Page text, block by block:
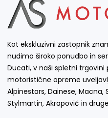
Kot ekskluzivni zastopnik
nudimo široko ponudbo in
Ducati, v naši spletni
motoristične opreme
Alpinestars, Dainese, Macna,
Stylmartin, Akrapovič in